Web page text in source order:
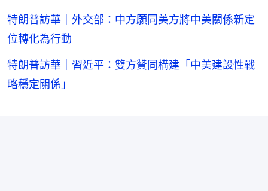
特朗普訪華｜外交部：中方願同美方將中美關係新定
位轉化為行動
特朗普訪華｜習近平：雙方贊同構建「中美建設性戰
略穩定關係」